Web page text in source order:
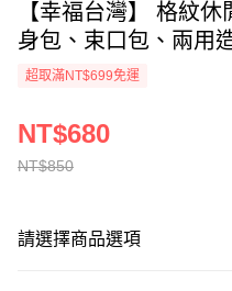
【幸福台灣】 格紋
身包、束口包、兩用
超取滿NT$699免運
NT$850
NT$680
請選擇商品選項